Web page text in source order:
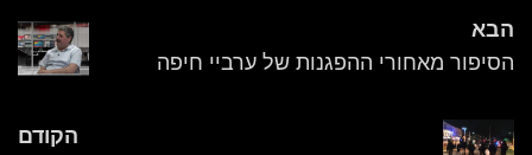
הבא
הסיפור מאחורי ההפגנות של ערביי חיפה
הקודם